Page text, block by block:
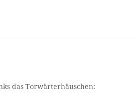
das Torwärterhäuschen: